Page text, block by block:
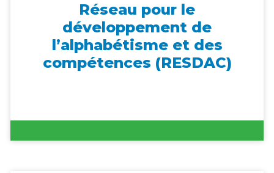
Réseau pour le
développement de
l’alphabétisme et des
compétences (RESDAC)